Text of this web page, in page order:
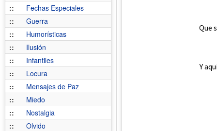
::
Fechas Especiales
::
Guerra
::
Humorísticas
::
Ilusión
::
Infantiles
::
Locura
::
Mensajes de Paz
::
Miedo
::
Nostalgia
::
Olvido
Que
Y